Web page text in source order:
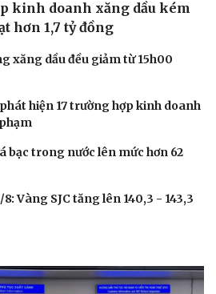
Thời trang
kinh doanh xăng dầu kém
hơn 1,7 tỷ đồng
xăng dầu đều giảm từ 15h00
hiện 17 trường hợp kinh doanh
bạc trong nước lên mức hơn 62
Vàng SJC tăng lên 140,3 - 143,3